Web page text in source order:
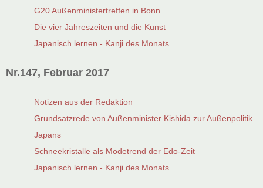
G20 Außenministertreffen in Bonn
Die vier Jahreszeiten und die Kunst
Japanisch lernen - Kanji des Monats
Nr.147, Februar 2017
Notizen aus der Redaktion
Grundsatzrede von Außenminister Kishida zur Außenpolitik
Japans
Schneekristalle als Modetrend der Edo-Zeit
Japanisch lernen - Kanji des Monats